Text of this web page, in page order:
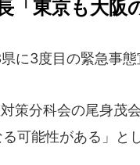
「東京も大阪
に3度目の緊急事態
策分科会の尾身茂
可能性がある」と